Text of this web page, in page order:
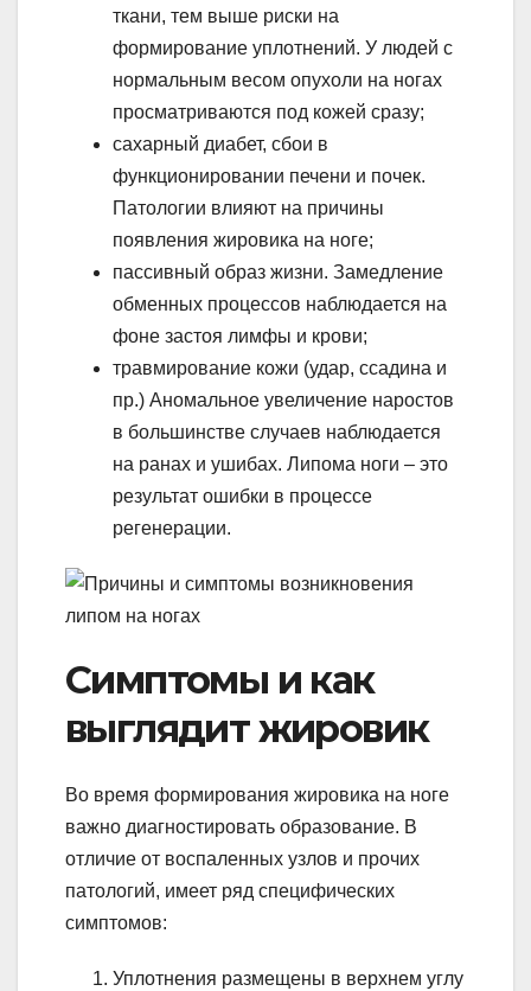
ткани, тем выше риски на
формирование уплотнений. У людей с
нормальным весом опухоли на ногах
просматриваются под кожей сразу;
сахарный диабет, сбои в
функционировании печени и почек.
Патологии влияют на причины
появления жировика на ноге;
пассивный образ жизни. Замедление
обменных процессов наблюдается на
фоне застоя лимфы и крови;
травмирование кожи (удар, ссадина и
пр.) Аномальное увеличение наростов
в большинстве случаев наблюдается
на ранах и ушибах. Липома ноги – это
результат ошибки в процессе
регенерации.
Симптомы и как
выглядит жировик
Во время формирования жировика на ноге
важно диагностировать образование. В
отличие от воспаленных узлов и прочих
патологий, имеет ряд специфических
симптомов:
Уплотнения размещены в верхнем углу